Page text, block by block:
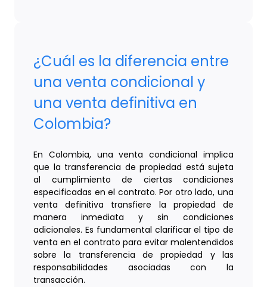
¿Cuál es la diferencia entre
una venta condicional y
una venta definitiva en
Colombia?
En Colombia, una venta condicional implica
que la transferencia de propiedad está sujeta
al cumplimiento de ciertas condiciones
especificadas en el contrato. Por otro lado, una
venta definitiva transfiere la propiedad de
manera inmediata y sin condiciones
adicionales. Es fundamental clarificar el tipo de
venta en el contrato para evitar malentendidos
sobre la transferencia de propiedad y las
responsabilidades asociadas con la
transacción.